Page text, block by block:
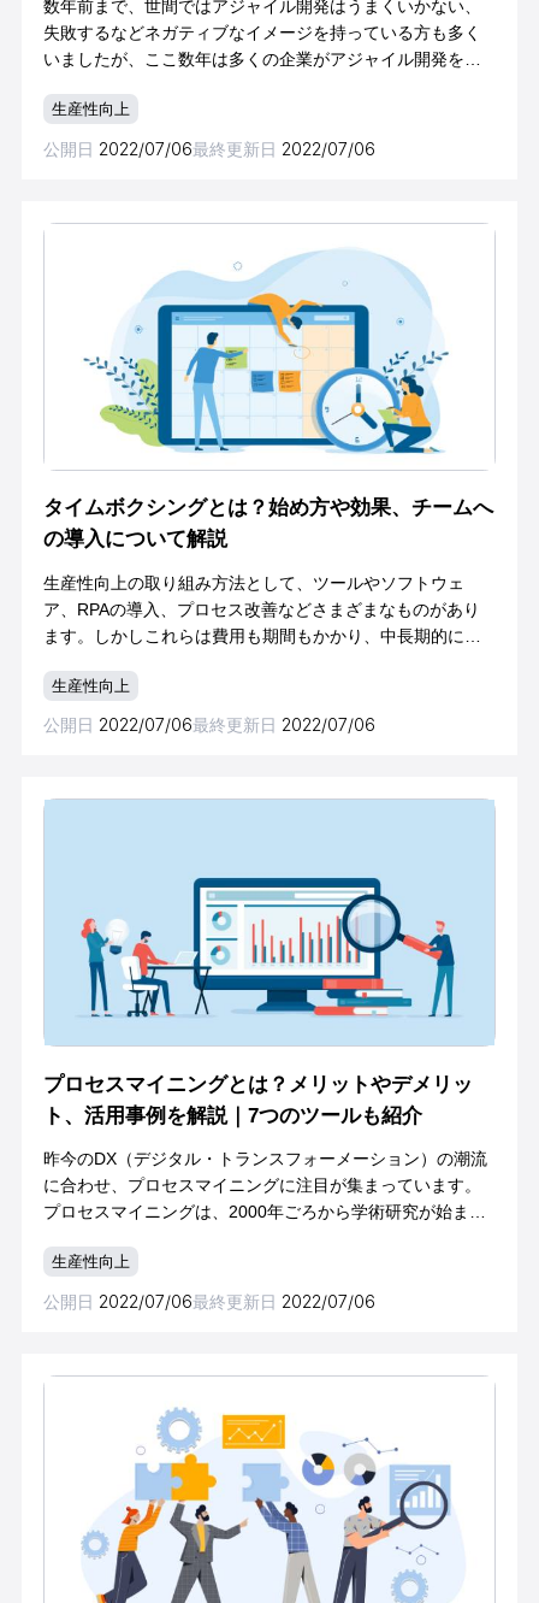
数年前まで、世間ではアジャイル開発はうまくいかない、
失敗するなどネガティブなイメージを持っている方も多く
いましたが、ここ数年は多くの企業がアジャイル開発を取
ジャイル開発と親和性の高いDXの高まりがあ
生産性向上
公開日 2022/07/06最終更新日 2022/07/06
タイムボクシングとは？始め方や効果、チームへ
の導入について解説
生産性向上の取り組み方法として、ツールやソフトウェ
ア、RPAの導入、プロセス改善などさまざまなものがあり
ます。しかしこれらは費用も期間もかかり、中長期的に取
り組める手法として「タイムボクシング」が注
生産性向上
公開日 2022/07/06最終更新日 2022/07/06
プロセスマイニングとは？メリットやデメリッ
ト、活用事例を解説｜7つのツールも紹介
昨今のDX（デジタル・トランスフォーメーション）の潮流
に合わせ、プロセスマイニングに注目が集まっています。
プロセスマイニングは、2000年ごろから学術研究が始ま
較的新しい手法です。欧米では、プロ
生産性向上
公開日 2022/07/06最終更新日 2022/07/06